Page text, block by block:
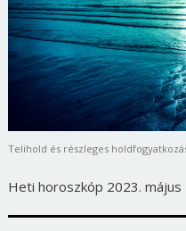
Telihold és részleges
Heti horoszkóp 2023. május